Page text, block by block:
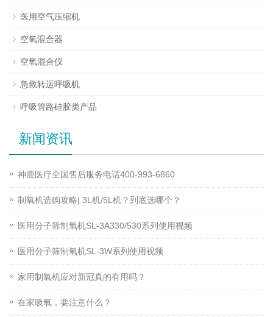
医用空气压缩机
空氧混合器
空氧混合仪
急救转运呼吸机
呼吸管路硅胶类产品
新闻资讯
神鹿医疗全国售后服务电话400-993-6860
制氧机选购攻略| 3L机/5L机？到底选哪个？
医用分子筛制氧机SL-3A330/530系列使用视频
医用分子筛制氧机SL-3W系列使用视频
家用制氧机应对新冠真的有用吗？
在家吸氧，要注意什么？